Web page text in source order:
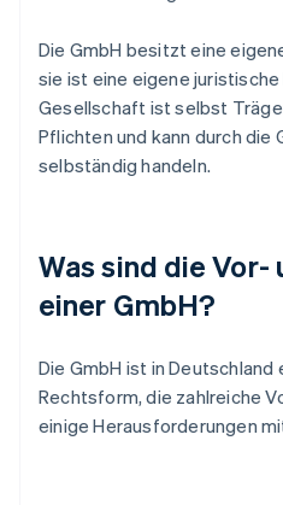
Die GmbH besitzt eine
sie ist eine eigene
Gesellschaft ist selbst
Pflichten und kann durch die
selbständig handeln.
Was sind die Vor-
einer GmbH?
Die GmbH ist in
Rechtsform, die zahlreiche
einige Herausforderungen